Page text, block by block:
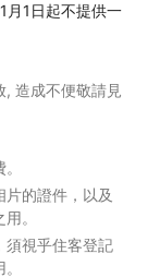
月1日起不提供一
造成不便敬請見
的證件，以及
。
須視乎住客登記